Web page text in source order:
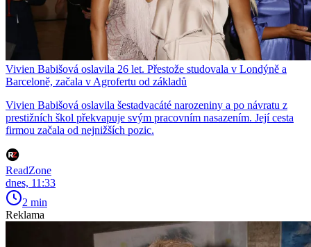
Vivien Babišová oslavila 26 let. Přestože studovala v Londýně a
Barceloně, začala v Agrofertu od základů
Vivien Babišová oslavila šestadvacáté narozeniny a po návratu z
prestižních škol překvapuje svým pracovním nasazením. Její cesta
firmou začala od nejnižších pozic.
ReadZone
dnes, 11:33
2 min
Reklama